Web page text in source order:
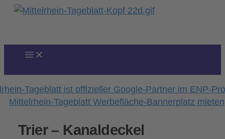
Zum
Trier – Kanaldeckel